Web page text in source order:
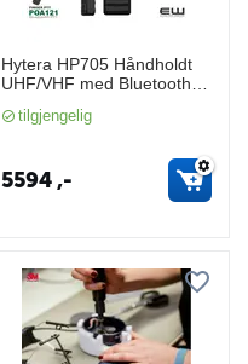
Hytera HP705 Håndholdt
UHF/VHF med Bluetooth
tilgjengelig
5594,-